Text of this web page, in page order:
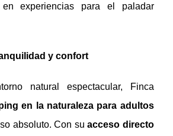
en experiencias para el paladar
y confort
natural espectacular, Finca
en la naturaleza para adultos
absoluto. Con suacceso directo